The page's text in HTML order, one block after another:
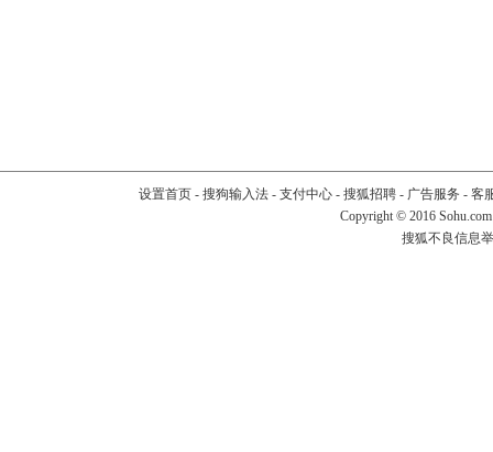
设置首页- 搜狗输入法- 支付中心- 搜狐招聘- 广告服务 - 客
Copyright © 2016
搜狐不良信息